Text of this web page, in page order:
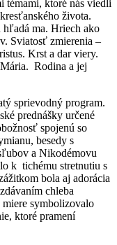
témami, ktoré nás viedli
života.
ma. Hriech ako
Sviatosť zmierenia –
Krst a dar viery.
Rodina a jej
sprievodný program.
prednášky určené
spojenú so
besedy s
a Nikodémovu
k tichému stretnutiu s
bola aj adorácia
chleba
symbolizovalo
ktoré pramení